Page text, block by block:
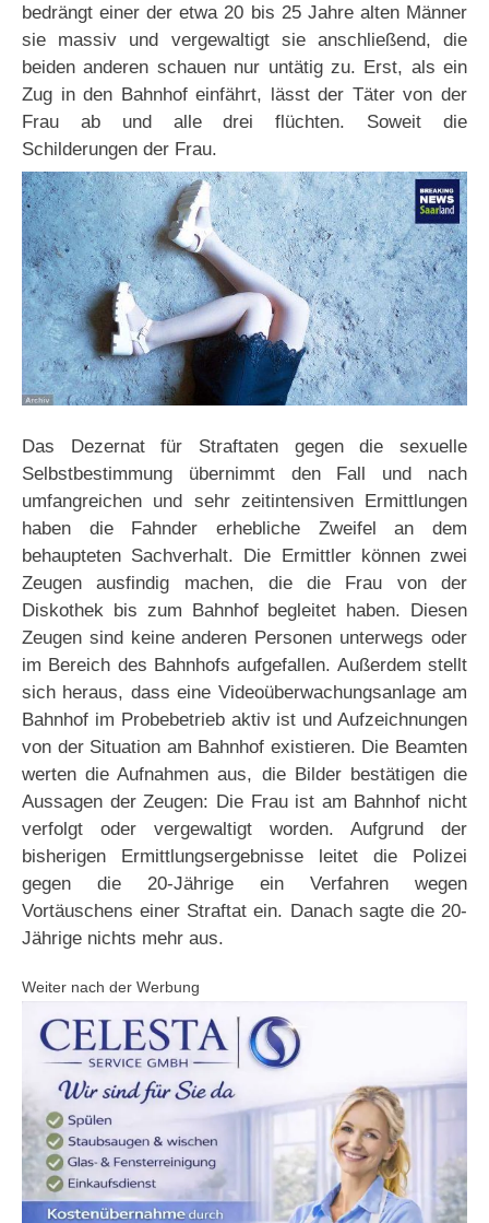
bedrängt einer der etwa 20 bis 25 Jahre alten Männer
sie massiv und vergewaltigt sie anschließend, die
beiden anderen schauen nur untätig zu. Erst, als ein
Zug in den Bahnhof einfährt, lässt der Täter von der
Frau ab und alle drei flüchten. Soweit die
Schilderungen der Frau.
Das Dezernat für Straftaten gegen die sexuelle
Selbstbestimmung übernimmt den Fall und nach
umfangreichen und sehr zeitintensiven Ermittlungen
haben die Fahnder erhebliche Zweifel an dem
behaupteten Sachverhalt. Die Ermittler können zwei
Zeugen ausfindig machen, die die Frau von der
Diskothek bis zum Bahnhof begleitet haben. Diesen
Zeugen sind keine anderen Personen unterwegs oder
im Bereich des Bahnhofs aufgefallen. Außerdem stellt
sich heraus, dass eine Videoüberwachungsanlage am
Bahnhof im Probebetrieb aktiv ist und Aufzeichnungen
von der Situation am Bahnhof existieren. Die Beamten
werten die Aufnahmen aus, die Bilder bestätigen die
Aussagen der Zeugen: Die Frau ist am Bahnhof nicht
verfolgt oder vergewaltigt worden. Aufgrund der
bisherigen Ermittlungsergebnisse leitet die Polizei
gegen die 20-Jährige ein Verfahren wegen
Vortäuschens einer Straftat ein. Danach sagte die 20-
Jährige nichts mehr aus.
Weiter nach der Werbung